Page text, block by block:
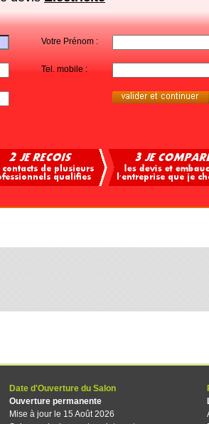
Votre Prénom :
Tel. mobile :
Date d'Ouverture du Salon
Ouverture permanente
Mise à jour le 15 Août 2026